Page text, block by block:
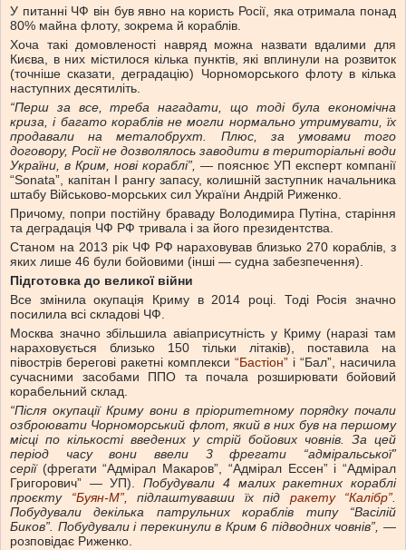
У питанні ЧФ він був явно на користь Росії, яка отримала понад
80% майна флоту, зокрема й кораблів.
Хоча такі домовленості навряд можна назвати вдалими для
Києва, в них містилося кілька пунктів, які вплинули на розвиток
(точніше сказати, деградацію) Чорноморського флоту в кілька
наступних десятиліть.
“Перш за все, треба нагадати, що тоді була економічна
криза, і багато кораблів не могли нормально утримувати, їх
продавали на металобрухт. Плюс, за умовами того
договору, Росії не дозволялось заводити в територіальні води
України, в Крим, нові кораблі”, — пояснює УП експерт компанії
“Sonata”, капітан І рангу запасу, колишній заступник начальника
штабу Військово-морських сил України Андрій Риженко.
Причому, попри постійну браваду Володимира Путіна, старіння
та деградація ЧФ РФ тривала і за його президентства.
Станом на 2013 рік ЧФ РФ нараховував близько 270 кораблів, з
яких лише 46 були бойовими (інші — судна забезпечення).
Підготовка до великої війни
Все змінила окупація Криму в 2014 році. Тоді Росія значно
посилила всі складові ЧФ.
Москва значно збільшила авіаприсутність у Криму (наразі там
нараховується близько 150 тільки літаків), поставила на
півострів берегові ракетні комплекси “Бастіон” і “Бал”, насичила
сучасними засобами ППО та почала розширювати бойовий
корабельний склад.
“Після окупації Криму вони в пріоритетному порядку почали
озброювати Чорноморський флот, який в них був на першому
місці по кількості введених у стрій бойових човнів. За цей
період часу вони ввели 3 фрегати “адміральської”
серії (фрегати “Адмірал Макаров”, “Адмірал Ессен” і “Адмірал
Григорович” — УП).Побудували 4 малих ракетних кораблі
проєкту “Буян-М”, підлаштувавши їх під ракету “Калібр”.
Побудували декілька патрульних кораблів типу “Васілій
Биков”. Побудували і перекинули в Крим 6 підводних човнів”, —
розповідає Риженко.